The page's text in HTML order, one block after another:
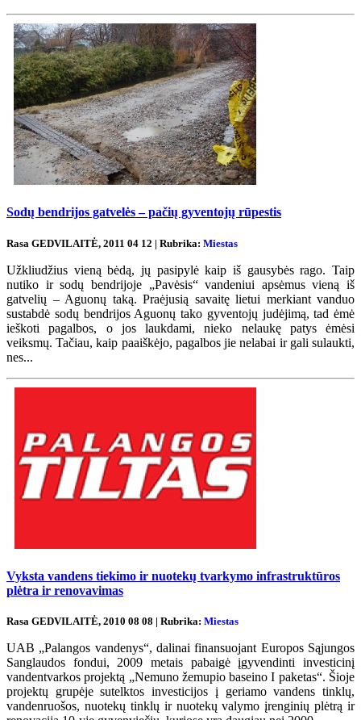
Sodų bendrijos gatvelės – pačių gyventojų rūpestis
Rasa GEDVILAITĖ, 2011 04 12 | Rubrika: Miestas
Užkliudžius vieną bėdą, jų pasipylė kaip iš gausybės rago. Taip
nutiko ir sodų bendrijoje „Pavėsis“ vandeniui apsėmus vieną iš
gatvelių – Aguonų taką. Praėjusią savaitę lietui merkiant vanduo
sustabdė sodų bendrijos Aguonų tako gyventojų judėjimą, tad ėmė
ieškoti pagalbos, o jos laukdami, nieko nelaukę patys ėmėsi
veiksmų. Tačiau, kaip paaiškėjo, pagalbos jie nelabai ir gali sulaukti,
nes...
Vyksta vandens tiekimo ir nuotekų tvarkymo infrastruktūros
plėtra ir renovavimas
Rasa GEDVILAITĖ, 2010 08 08 | Rubrika: Miestas
UAB „Palangos vandenys“, dalinai finansuojant Europos Sąjungos
Sanglaudos fondui, 2009 metais pabaigė įgyvendinti investicinį
vandentvarkos projektą „Nemuno žemupio baseino I paketas“. Šioje
projektų grupėje sutelktos investicijos į geriamo vandens tinklų,
vandenruošos, nuotekų tinklų ir nuotekų valymo įrenginių plėtrą ir